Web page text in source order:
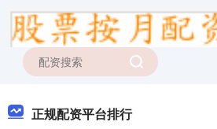
正规配资平台排行